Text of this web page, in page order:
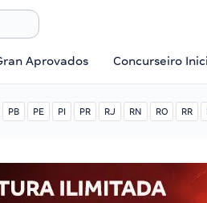
Aprovados Concurseiro
PB PE PI PR RJ RN RO RR